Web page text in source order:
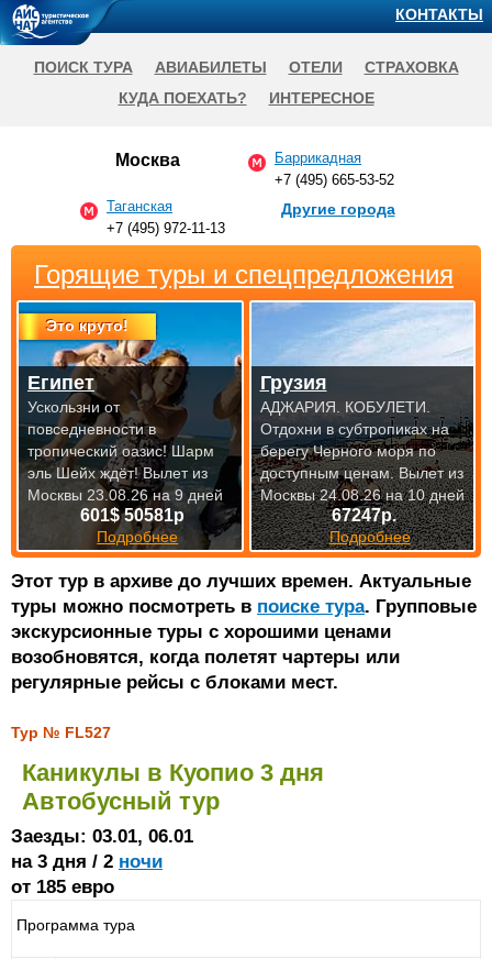
Этот тур в архиве до лучших времен. Актуальные
туры можно посмотреть в поиске тура. Групповые
экскурсионные туры с хорошими ценами
возобновятся, когда полетят чартеры или
регулярные рейсы с блоками мест.
Тур № FL527
Каникулы в Куопио 3 дня
Автобусный тур
Заезды: 03.01, 06.01
на 3 дня / 2 ночи
от 185 евро
Программа тура
Горящие туры и спецпредложения
Это круто!
601$ 50581р
Подробнее
Египет
Ускользни от
повседневности в
тропический оазис! Шарм
эль Шейх ждёт!Вылет из
Москвы 23.08.26 на 9 дней
67247р.
Подробнее
Грузия
АДЖАРИЯ. КОБУЛЕТИ.
Отдохни в субтропиках на
берегу Черного моря по
доступнымценам. Вылет из
Москвы 24.08.26 на 10 дней
Москва
Баррикадная
+7 (495) 665-53-52
Таганская
+7 (495) 972-11-13
Другие города
КОНТАКТЫ
ПОИСК ТУРА АВИАБИЛЕТЫ ОТЕЛИ
СТРАХОВКА
КУДА ПОЕХАТЬ?
ИНТЕРЕСНОЕ